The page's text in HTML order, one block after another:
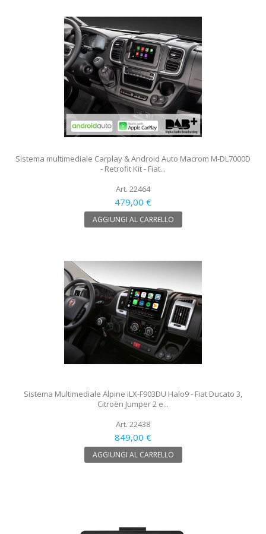
Sistema multimediale Carplay & Android Auto Macrom M-DL7000D
- Retrofit Kit - Fiat...
Art. 22464
479,00 €
AGGIUNGI AL CARRELLO
Sistema Multimediale Alpine iLX-F903DU Halo9 - Fiat Ducato 3,
Citroën Jumper 2 e...
Art. 22438
849,00 €
AGGIUNGI AL CARRELLO